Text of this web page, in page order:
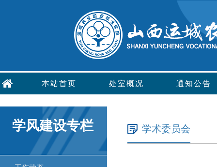
本站首页 处室概况 通知公告
学风建设专栏 学术委员会